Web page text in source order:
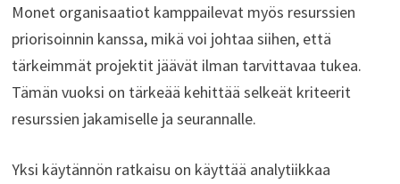
Monet organisaatiot kamppailevat myös resurssien
priorisoinnin kanssa, mikä voi johtaa siihen, että
tärkeimmät projektit jäävät ilman tarvittavaa tukea.
Tämän vuoksi on tärkeää kehittää selkeät kriteerit
resurssien jakamiselle ja seurannalle.
Yksi käytännön ratkaisu on käyttää analytiikkaa